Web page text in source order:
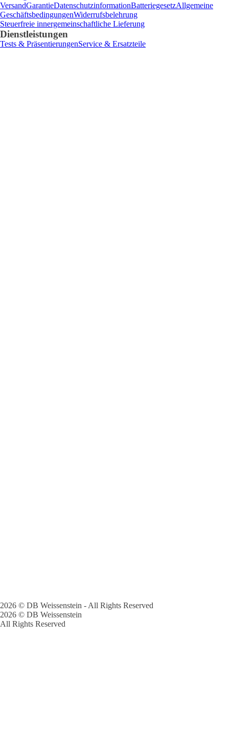
VersandGarantieDatenschutzinformationBatteriegesetzAllgemeine
GeschäftsbedingungenWiderrufsbelehrung
Steuerfreie innergemeinschaftliche Lieferung
Dienstleistungen
Tests & PräsentierungenService & Ersatzteile
2026 © DB Weissenstein - All Rights Reserved
2026 © DB Weissenstein
All Rights Reserved